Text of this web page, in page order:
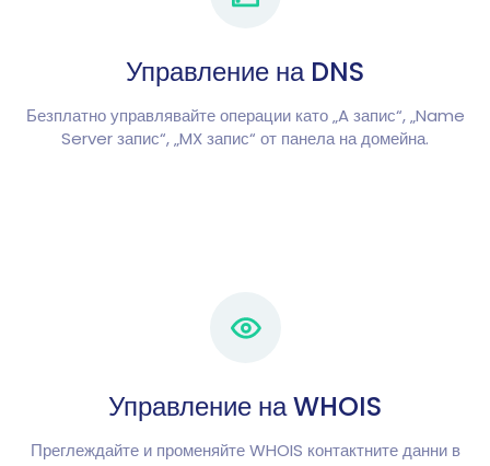
Управление на DNS
Безплатно управлявайте операции като „A запис“, „Name
Server запис“, „MX запис“ от панела на домейна.
Управление на WHOIS
Преглеждайте и променяйте WHOIS контактните данни в